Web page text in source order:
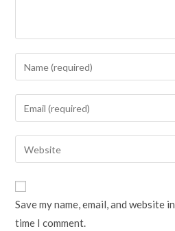
your
name
to
comment
your
email
address
your
URL
(optional)
Save my name, email, and
time I comment.